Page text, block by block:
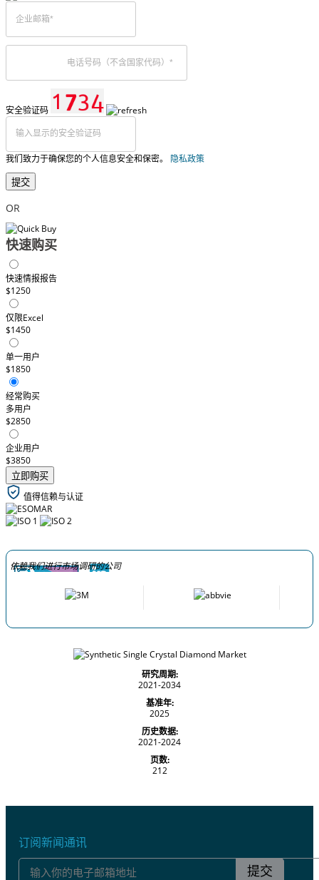
安全验证码
我们致力于确保您的个人信息安全和保密。 隐私政策
提交
OR
快速购买
快速情报报告
$1250
仅限Excel
$1450
单一用户
$1850
经常购买
多用户
$2850
企业用户
$3850
立即购买
值得信赖与认证
依赖我们进行市场调研的公司
研究周期:
2021-2034
基准年:
2025
历史数据:
2021-2024
页数:
212
订阅新闻通讯
提交